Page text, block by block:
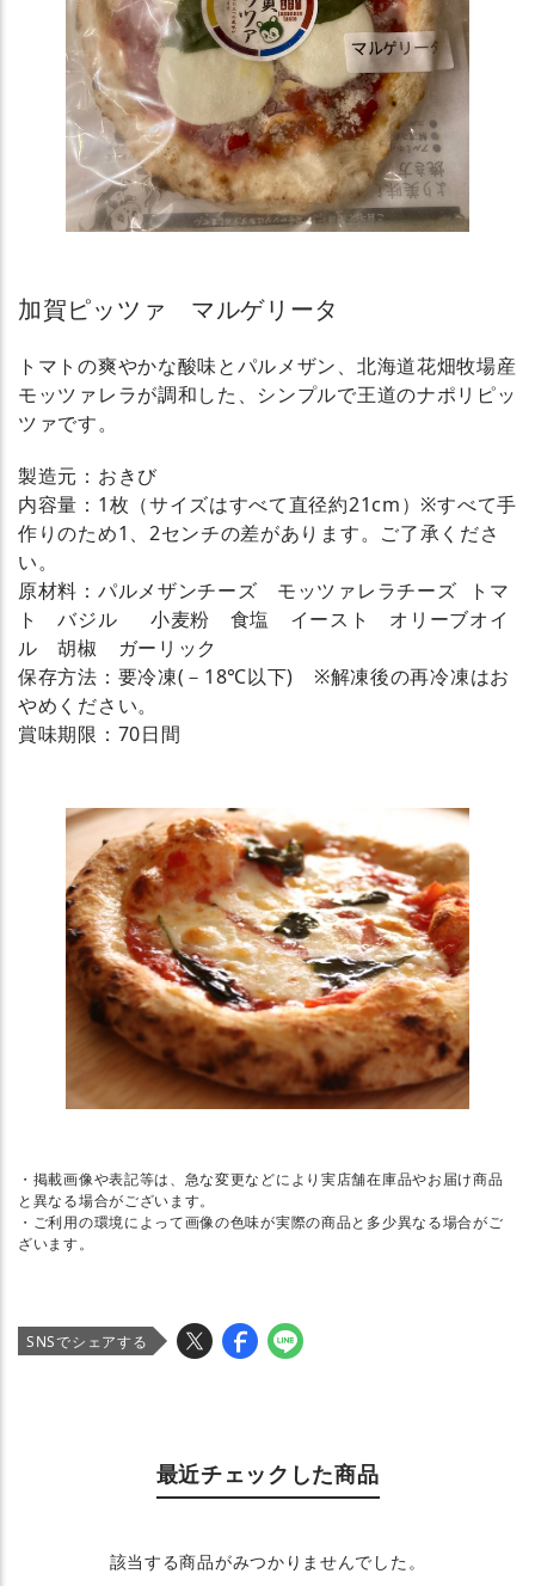
加賀ピッツァ マルゲリータ
トマトの爽やかな酸味とパルメザン、北海道花畑牧場産
モッツァレラが調和した、シンプルで王道のナポリピッ
ツァです。
製造元：おきび
内容量：1枚（サイズはすべて直径約21cm）※すべて手
作りのため1、2センチの差があります。ご了承くださ
い。
原材料：パルメザンチーズ モッツァレラチーズ トマ
ト バジル 小麦粉 食塩 イースト オリーブオイ
ル 胡椒 ガーリック
保存方法：要冷凍(－18℃以下) ※解凍後の再冷凍はお
やめください。
賞味期限：70日間
・掲載画像や表記等は、急な変更などにより実店舗在庫品やお届け商品
と異なる場合がございます。
・ご利用の環境によって画像の色味が実際の商品と多少異なる場合がご
ざいます。
SNSでシェアする
最近チェックした商品
該当する商品がみつかりませんでした。